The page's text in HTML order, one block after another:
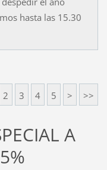
hasta las 15.30
2 3 4 5 > >>
A